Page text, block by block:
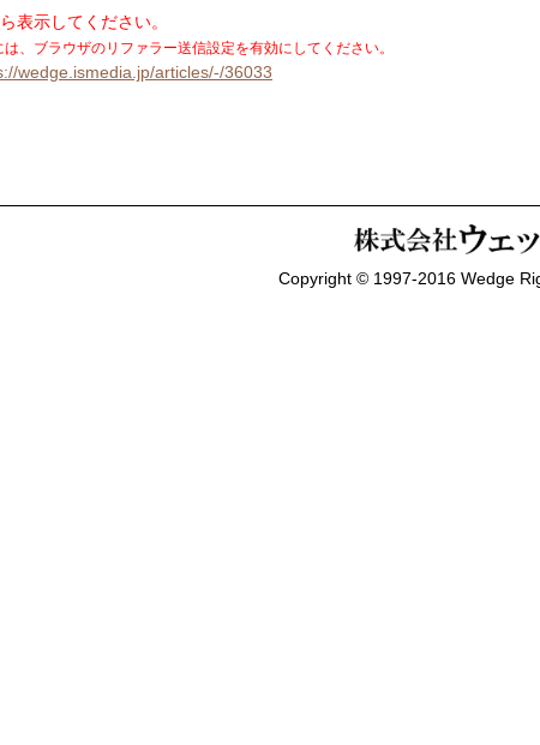
表示してください。
、ブラウザのリファラー送信設定を有効にしてください。
wedge.ismedia.jp/articles/-/36033
Copyright © 1997-2016 Wedge